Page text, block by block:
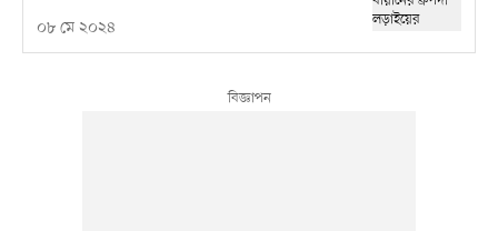
০৮ মে ২০২৪